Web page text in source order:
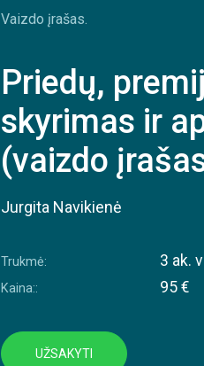
Vaizdo įrašas.
Priedų,
skyrimas ir
(vaizdo
Jurgita Navikienė
Trukmė: 3 ak.
Kaina:: 95 €
UŽSAKYTI